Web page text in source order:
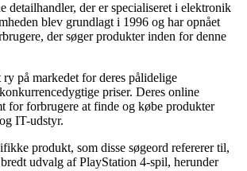
detailhandler, der er specialiseret i elektronik
blev grundlagt i 1996 og har opnået
der søger produkter inden for denne
på markedet for deres pålidelige
priser. Deres online
for forbrugere at finde og købe produkter
IT-udstyr.
produkt, som disse søgeord refererer til,
udvalg af PlayStation 4-spil, herunder